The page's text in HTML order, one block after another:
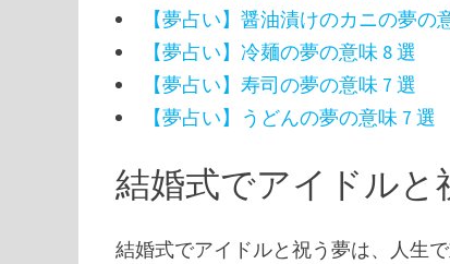
【夢占い】醤油漬けのカニの夢の
【夢占い】冷麺の夢の意味 8 選
【夢占い】寿司の夢の意味 7 選
【夢占い】うどんの夢の意味 7 選
結婚式でアイドルと
結婚式でアイドルと祝う夢は、人生